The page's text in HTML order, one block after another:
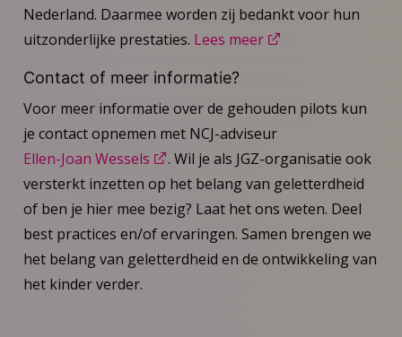
Nederland. Daarmee worden zij bedankt voor hun
uitzonderlijke prestaties. Lees meer
Contact of meer informatie?
Voor meer informatie over de gehouden pilots kun
je contact opnemen met NCJ-adviseur
Ellen-Joan Wessels
. Wil je als JGZ-organisatie ook
versterkt inzetten op het belang van geletterdheid
of ben je hier mee bezig? Laat het ons weten. Deel
best practices en/of ervaringen. Samen brengen we
het belang van geletterdheid en de ontwikkeling van
het kinder verder.